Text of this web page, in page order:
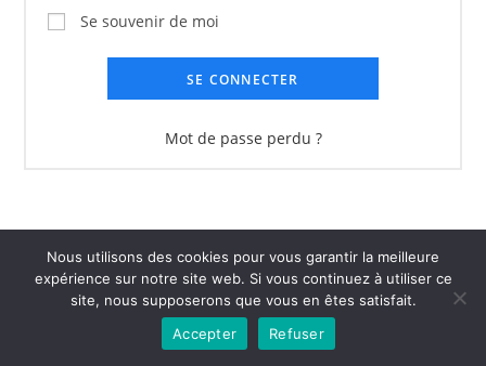
Se souvenir de moi
SE CONNECTER
Mot de passe perdu ?
Nous utilisons des cookies pour vous garantir la meilleure
expérience sur notre site web. Si vous continuez à utiliser ce
site, nous supposerons que vous en êtes satisfait.
Accepter
Refuser